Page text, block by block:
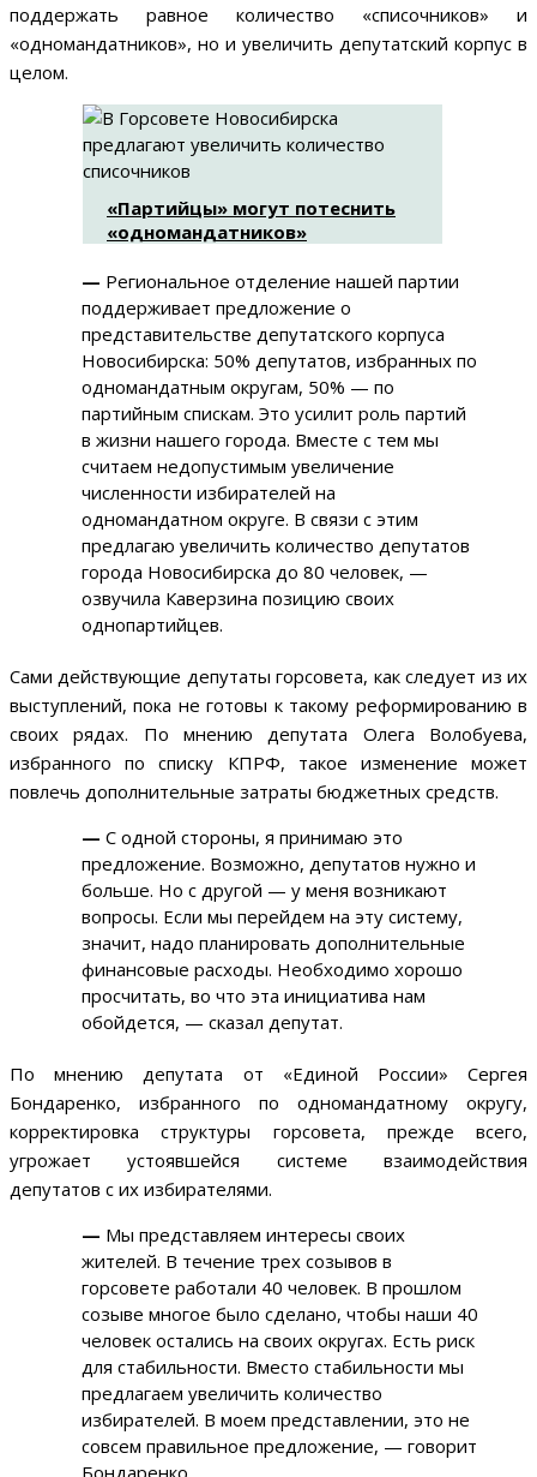
поддержать равное количество «списочников» и
«одномандатников», но и увеличить депутатский корпус в
целом.
«Партийцы» могут потеснить
«одномандатников»
— Региональное отделение нашей партии
поддерживает предложение о
представительстве депутатского корпуса
Новосибирска: 50% депутатов, избранных по
одномандатным округам, 50% — по
партийным спискам. Это усилит роль партий
в жизни нашего города. Вместе с тем мы
считаем недопустимым увеличение
численности избирателей на
одномандатном округе. В связи с этим
предлагаю увеличить количество депутатов
города Новосибирска до 80 человек, —
озвучила Каверзина позицию своих
однопартийцев.
Сами действующие депутаты горсовета, как следует из их
выступлений, пока не готовы к такому реформированию в
своих рядах. По мнению депутата Олега Волобуева,
избранного по списку КПРФ, такое изменение может
повлечь дополнительные затраты бюджетных средств.
— С одной стороны, я принимаю это
предложение. Возможно, депутатов нужно и
больше. Но с другой — у меня возникают
вопросы. Если мы перейдем на эту систему,
значит, надо планировать дополнительные
финансовые расходы. Необходимо хорошо
просчитать, во что эта инициатива нам
обойдется, — сказал депутат.
По мнению депутата от «Единой России» Сергея
Бондаренко, избранного по одномандатному округу,
корректировка структуры горсовета, прежде всего,
угрожает устоявшейся системе взаимодействия
депутатов с их избирателями.
— Мы представляем интересы своих
жителей. В течение трех созывов в
горсовете работали 40 человек. В прошлом
созыве многое было сделано, чтобы наши 40
человек остались на своих округах. Есть риск
для стабильности. Вместо стабильности мы
предлагаем увеличить количество
избирателей. В моем представлении, это не
совсем правильное предложение, — говорит
Бондаренко.